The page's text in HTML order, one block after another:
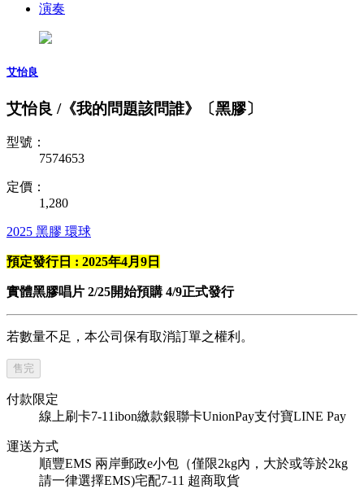
演奏
艾怡良
艾怡良 /《我的問題該問誰》〔黑膠〕
型號：
7574653
定價：
1,280
2025 黑膠 環球
預定發行日 : 2025年4月9日
實體黑膠唱片 2/25開始預購 4/9正式發行
若數量不足，本公司保有取消訂單之權利。
售完
付款限定
線上刷卡7-11ibon繳款銀聯卡UnionPay支付寶LINE Pay
運送方式
順豐EMS 兩岸郵政e小包（僅限2kg內，大於或等於2kg
請一律選擇EMS)宅配7-11 超商取貨